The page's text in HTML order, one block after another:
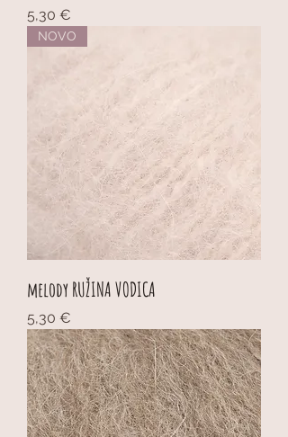
Cijena
5,30 €
NOVO
melody RUŽINA VODICA
Cijena
5,30 €